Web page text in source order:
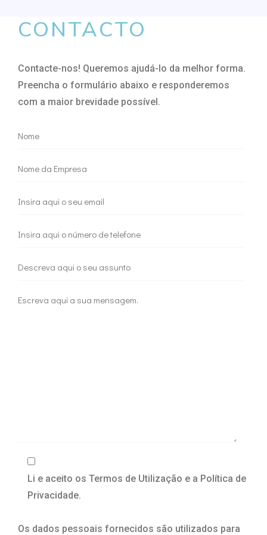
CONTACTO
Contacte-nos! Queremos ajudá-lo da melhor forma.
Preencha o formulário abaixo e responderemos
com a maior brevidade possível.
Li e aceito os Termos de Utilização e a Política de
Privacidade.
Os dados pessoais fornecidos são utilizados para